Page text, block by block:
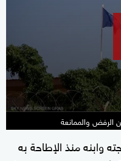
7
seconds
الرفض والممانعة
وابنه منذ الإطاحة به